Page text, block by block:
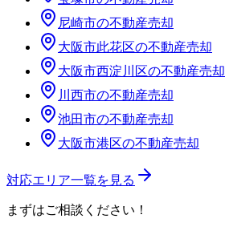
尼崎市の不動産売却
大阪市此花区の不動産売却
大阪市西淀川区の不動産売却
川西市の不動産売却
池田市の不動産売却
大阪市港区の不動産売却
対応エリア一覧を見る
まずはご相談ください！